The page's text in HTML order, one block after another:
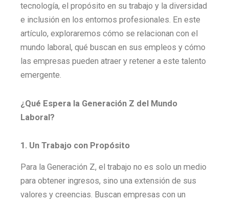
tecnología, el propósito en su trabajo y la diversidad
e inclusión en los entornos profesionales. En este
artículo, exploraremos cómo se relacionan con el
mundo laboral, qué buscan en sus empleos y cómo
las empresas pueden atraer y retener a este talento
emergente.
¿Qué Espera la Generación Z del Mundo
Laboral?
1. Un Trabajo con Propósito
Para la Generación Z, el trabajo no es solo un medio
para obtener ingresos, sino una extensión de sus
valores y creencias. Buscan empresas con un